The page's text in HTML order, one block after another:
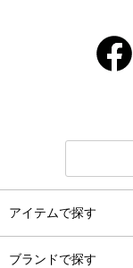
アイテムで探す
ブランドで探す